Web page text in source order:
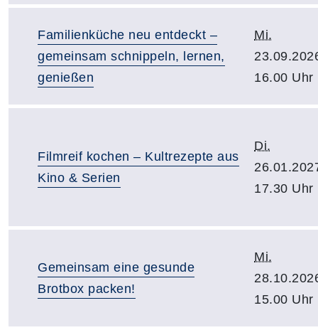
Familienküche neu entdeckt –
gemeinsam schnippeln, lernen,
genießen
Mi.
16.00 Uhr
Filmreif kochen – Kultrezepte aus
Kino & Serien
Di.
17.30 Uhr
Gemeinsam eine gesunde
Brotbox packen!
Mi.
15.00 Uhr